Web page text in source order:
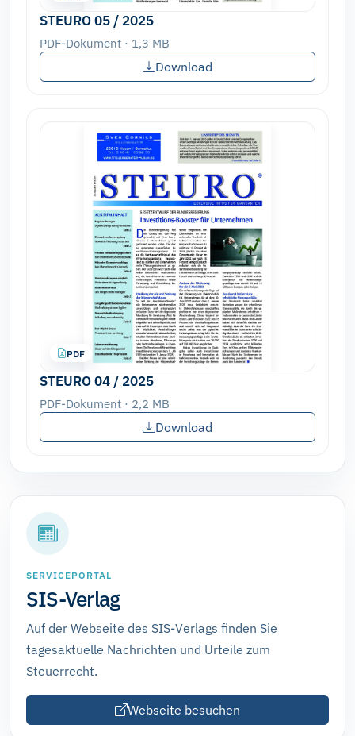
STEURO 05 / 2025
PDF-Dokument · 1,3 MB
Download
PDF
STEURO 04 / 2025
PDF-Dokument · 2,2 MB
Download
SERVICEPORTAL
SIS-Verlag
Auf der Webseite des SIS-Verlags finden Sie
tagesaktuelle Nachrichten und Urteile zum
Steuerrecht.
Webseite besuchen